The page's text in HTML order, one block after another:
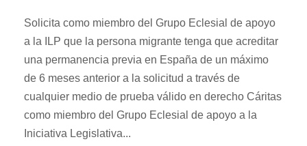
Solicita como miembro del Grupo Eclesial de apoyo
a la ILP que la persona migrante tenga que acreditar
una permanencia previa en España de un máximo
de 6 meses anterior a la solicitud a través de
cualquier medio de prueba válido en derecho Cáritas
como miembro del Grupo Eclesial de apoyo a la
Iniciativa Legislativa...